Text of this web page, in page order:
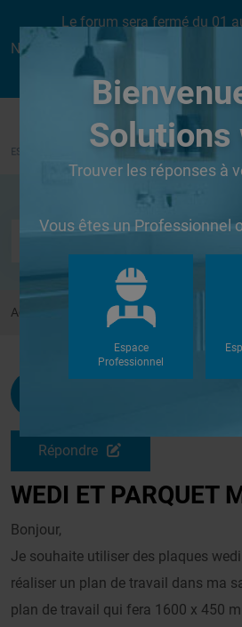
Le forum sera fermé du 01
Nous aurons le plaisir de vous
Accueil Forums Autres WEDI
Knarfy
Répondre
WEDI ET PARQUET
Bonjour,
Je souhaite utiliser des plaques
réaliser un plan de travail dans ma
plan de travail qui fera 1600 x 450
Solutions
Trouver les réponses à
Vous êtes un Professionnel
Espace
Professionnel